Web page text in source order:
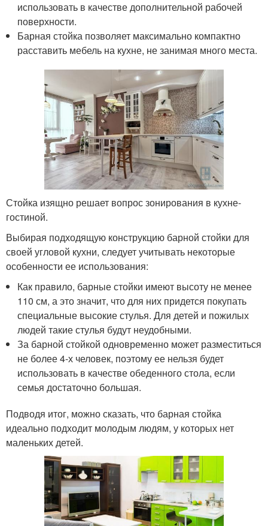
использовать в качестве дополнительной рабочей
поверхности.
Барная стойка позволяет максимально компактно
расставить мебель на кухне, не занимая много места.
Стойка изящно решает вопрос зонирования в кухне-
гостиной.
Выбирая подходящую конструкцию барной стойки для
своей угловой кухни, следует учитывать некоторые
особенности ее использования:
Как правило, барные стойки имеют высоту не менее
110 см, а это значит, что для них придется покупать
специальные высокие стулья. Для детей и пожилых
людей такие стулья будут неудобными.
За барной стойкой одновременно может разместиться
не более 4-х человек, поэтому ее нельзя будет
использовать в качестве обеденного стола, если
семья достаточно большая.
Подводя итог, можно сказать, что барная стойка
идеально подходит молодым людям, у которых нет
маленьких детей.